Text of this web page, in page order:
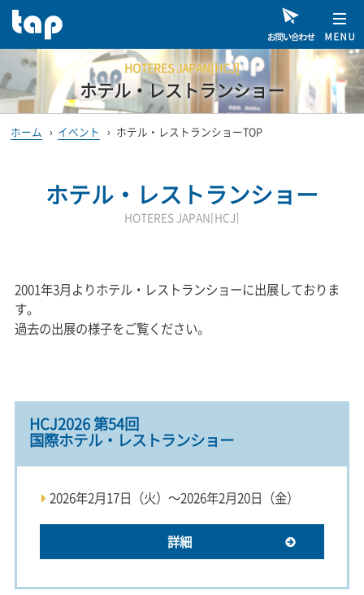
HOTERES JAPAN[HCJ]
ホテル・レストランショー
ホーム › イベント › ホテル・レストランショーTOP
ホテル・レストランショー
HOTERES JAPAN[HCJ]
2001年3月よりホテル・レストランショーに出展しておりま
す。
過去の出展の様子をご覧ください。
HCJ2026 第54回
国際ホテル・レストランショー
2026年2月17日（火）～2026年2月20日（金）
詳細